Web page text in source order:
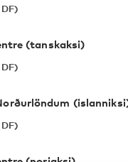
(tanskaksi)